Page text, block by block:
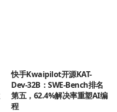
快手Kwaipilot开源KAT-
Dev-32B：SWE-Bench排名
第五，62.4%解决率重塑AI编
程